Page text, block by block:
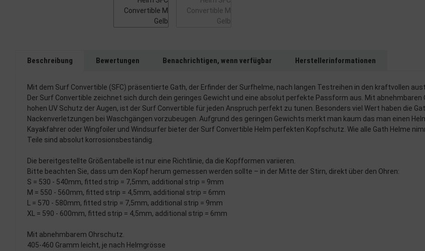
Beschreibung Bewertungen Benachrichtigen, wenn verfügbar Herstellerinformationen
Mit dem Surf Convertible (SFC) präsentierte Gath, der Erfinder der Surfhelme, nach langen Testreihen in den kraftvollen
Der Surf Convertible zeichnet sich durch dein geringes Gewicht und eine absolut perfekte Passform aus. Mit
hohen UV Schutz der Augen, ist der Surf Convertible für jeden Anspruch perfekt zu tunen. Besonders viel Wert haben die
Nackenverletzungen bei Waschgängen vorzubeugen. Aufgrund des geringen Gewichts merkt man kaum das man einen
Kayakfahrer oder Wingfoiler und Windsurfer bieter der Surf Convertible Helm perfekten Kopfschutz. Wie alle Gath Helme
Teile sind absolut korrosionsbeständig.
Die bereitgestellte Größentabelle ist nur eine Richtlinie, da die Kopfformen variieren.
Bitte beachten Sie, dass um den Kopf herum gemessen werden sollte – in der Mitte der Stirn, direkt über den Ohren:
S = 530 - 540mm, fitted strip = 7,5mm, additional strip = 9mm
M = 550 - 560mm, fitted strip = 4,5mm, additional strip = 6mm
L = 570 - 580mm, fitted strip = 7,5mm, additional strip = 9mm
XL = 590 - 600mm, fitted strip = 4,5mm, additional strip = 6mm
Mit abnehmbarem Ohrschutz.
405-460 Gramm leicht, je nach Helmgrösse